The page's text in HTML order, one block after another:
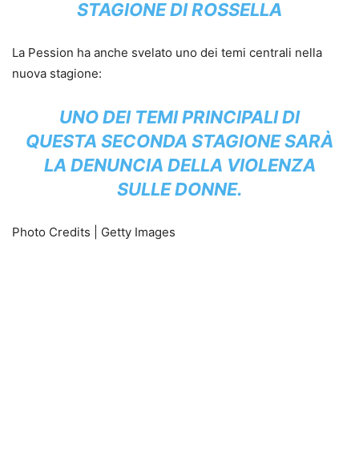
STAGIONE DI ROSSELLA
La Pession ha anche svelato uno dei temi centrali nella
nuova stagione:
UNO DEI TEMI PRINCIPALI DI
QUESTA SECONDA STAGIONE SARÀ
LA DENUNCIA DELLA VIOLENZA
SULLE DONNE.
Photo Credits | Getty Images